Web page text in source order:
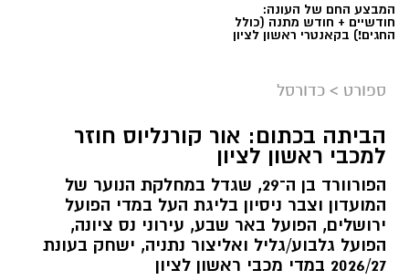
המבצע החם של העונה:
חודשיים + חודש מתנה (כולל
החגים!) בקאנטרי ראשון לציון
ספורט > כדורסל
הביתה בכתום: אור קורנליוס חוזר
למכבי ראשון לציון
הפורוורד בן ה־29, שגדל במחלקת הנוער של
המועדון וצבר ניסיון בליגת העל במדי הפועל
ירושלים, הפועל באר שבע, עירוני נס ציונה,
הפועל גלבוע/גליל ואליצור נתניה, ישחק בעונת
2026/27 במדי מכבי ראשון לציון